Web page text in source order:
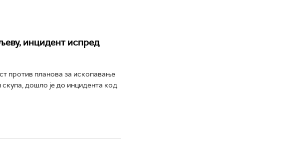
инцидент испред
против планова за ископавање
скупа, дошло је до инцидента код